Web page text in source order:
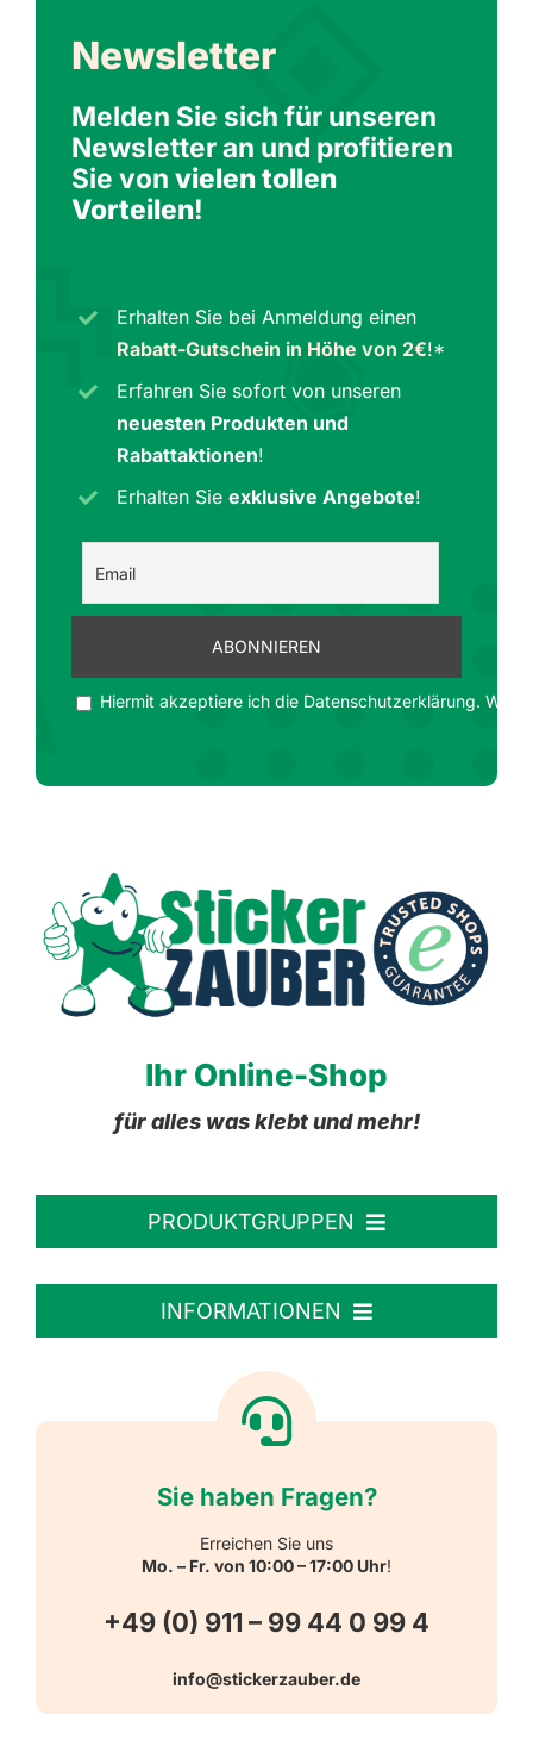
Newsletter
Melden Sie sich für unseren
Newsletter an und profitieren
Sie von vielen tollen
Vorteilen!
Erhalten Sie bei Anmeldung einen
Rabatt-Gutschein in Höhe von 2€!*
Erfahren Sie sofort von unseren
neuesten Produkten und
Rabattaktionen!
Erhalten Sieexklusive Angebote!
Hiermit akzeptiere ich die Datenschutzerklärung. Wir
Ihr Online-Shop
für alles was klebt und mehr!
PRODUKTGRUPPEN
Personalisierte Aufkleber
Reflektierende Aufkleber
Warn-, Gebots-, Verbots- und
Hinweisaufkleber
INFORMATIONEN
Versandarten
Sie haben Fragen?
Erreichen Sie uns
Mo. – Fr. von 10:00 – 17:00 Uhr!
+49 (0) 911 – 99 44 0 99 4
info@stickerzauber.de